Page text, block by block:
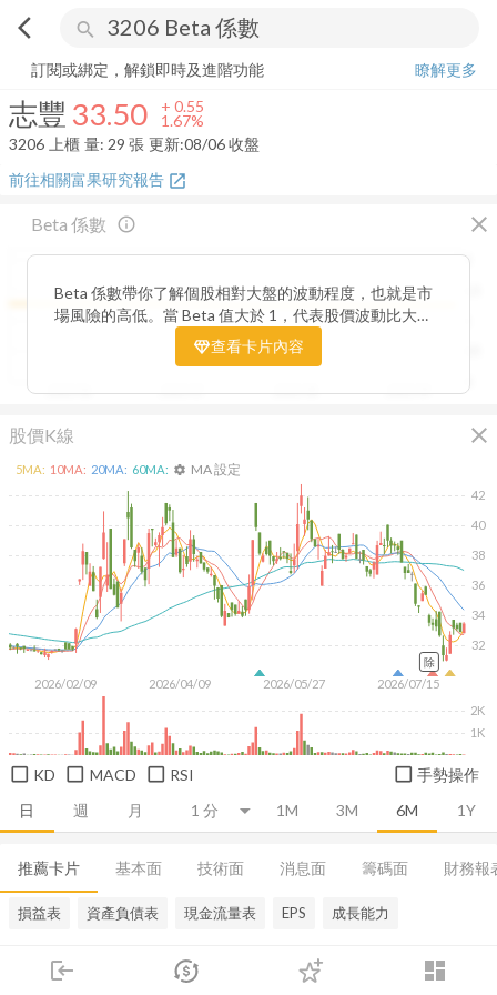
arrow_back_ios search
login dashboard
市場 登入
志豐 33.50+ 1.67%
訂閱或綁定，解鎖即時及進階功能
瞭解更多
志豐 33.50 + 0.55
1.67%
3206 上櫃 量: 29 張 更新:08/06 收盤
前往相關富果研究報告 open_in_new
Beta 係數 close
info_outline
2
Beta 係數帶你了解個股相對大盤的波動程度，也就是市
場風險的高低。當 Beta 值大於 1，代表股價波動比大盤
更劇烈，屬於高風險高報酬型；若 Beta 值小於 1，則表
示波動相對穩定，抗跌性較強。透過觀察 Beta 值的變化
查看卡片內容
股價K線 close
日 週 月 1M 3M 6M 1Y
2026/02/09 2026/04/09 2026/05/27 2026/07/15
32
34
36
38
40
42
1K
2K
5MA: 10MA: 20MA: 60MA: settings MA 設定
除
KD MACD RSI 手勢操作
推薦卡片 基本面 技術面 消息面 籌碼面 財務報
損益表 資產負債表 現金流量表 EPS 成長能力